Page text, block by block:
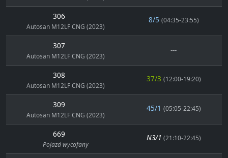
306
Autosan M12LF CNG (2023)
8/5 (04:35-23:55)
307
Autosan M12LF CNG (2023)
---
308
Autosan M12LF CNG (2023)
37/3 (12:00-19:20)
309
Autosan M12LF CNG (2023)
45/1 (05:05-22:45)
669
Pojazd wycofany
N3/1 (21:10-22:45)